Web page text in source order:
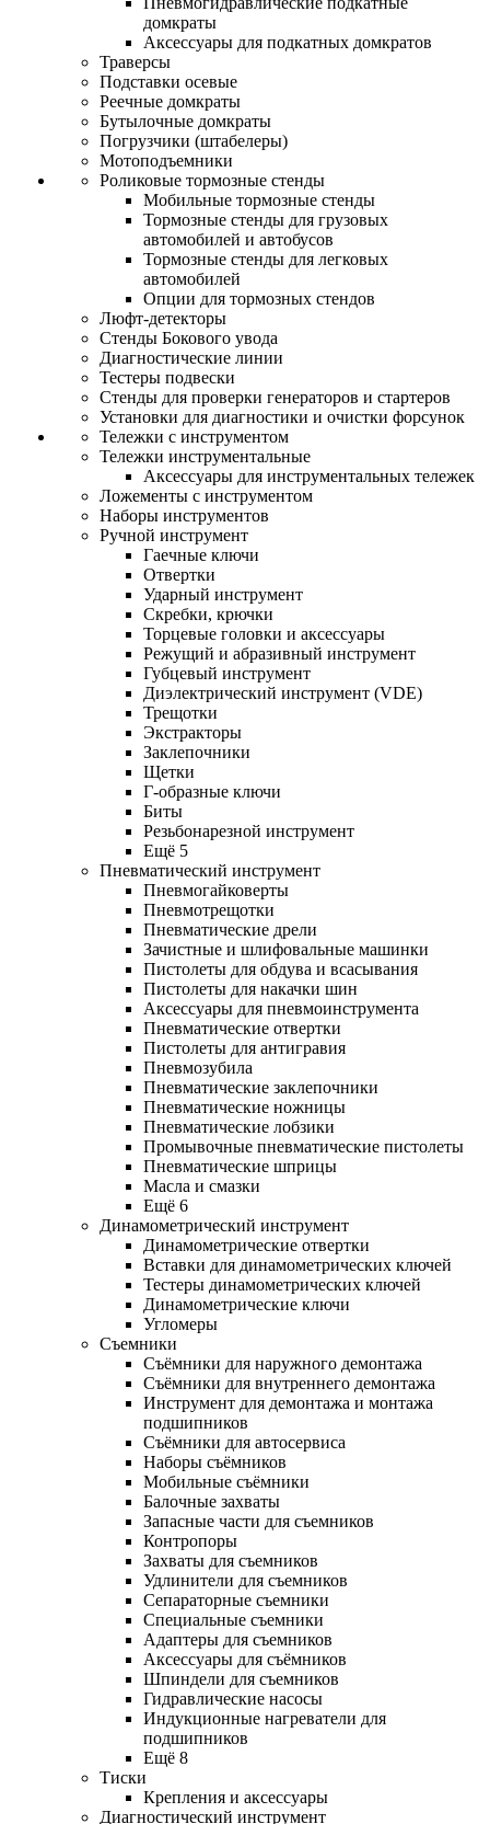
домкраты
Аксессуары для подкатных домкратов
Траверсы
Подставки осевые
Реечные домкраты
Бутылочные домкраты
Погрузчики (штабелеры)
Мотоподъемники
Роликовые тормозные стенды
Мобильные тормозные стенды
Тормозные стенды для грузовых
автомобилей и автобусов
Тормозные стенды для легковых
автомобилей
Опции для тормозных стендов
Люфт-детекторы
Стенды Бокового увода
Диагностические линии
Тестеры подвески
Стенды для проверки генераторов и стартеров
Установки для диагностики и очистки форсунок
Тележки с инструментом
Тележки инструментальные
Аксессуары для инструментальных тележек
Ложементы с инструментом
Наборы инструментов
Ручной инструмент
Гаечные ключи
Отвертки
Ударный инструмент
Скребки, крючки
Торцевые головки и аксессуары
Режущий и абразивный инструмент
Губцевый инструмент
Диэлектрический инструмент (VDE)
Трещотки
Экстракторы
Заклепочники
Щетки
Г-образные ключи
Биты
Резьбонарезной инструмент
Ещё 5
Пневматический инструмент
Пневмогайковерты
Пневмотрещотки
Пневматические дрели
Зачистные и шлифовальные машинки
Пистолеты для обдува и всасывания
Пистолеты для накачки шин
Аксессуары для пневмоинструмента
Пневматические отвертки
Пистолеты для антигравия
Пневмозубила
Пневматические заклепочники
Пневматические ножницы
Пневматические лобзики
Промывочные пневматические пистолеты
Пневматические шприцы
Масла и смазки
Ещё 6
Динамометрический инструмент
Динамометрические отвертки
Вставки для динамометрических ключей
Тестеры динамометрических ключей
Динамометрические ключи
Угломеры
Съемники
Съёмники для наружного демонтажа
Съёмники для внутреннего демонтажа
Инструмент для демонтажа и монтажа
подшипников
Съёмники для автосервиса
Наборы съёмников
Мобильные съёмники
Балочные захваты
Запасные части для съемников
Контропоры
Захваты для съемников
Удлинители для съемников
Сепараторные съемники
Специальные съемники
Адаптеры для съемников
Аксессуары для съёмников
Шпиндели для съемников
Гидравлические насосы
Индукционные нагреватели для
подшипников
Ещё 8
Тиски
Крепления и аксессуары
Диагностический инструмент